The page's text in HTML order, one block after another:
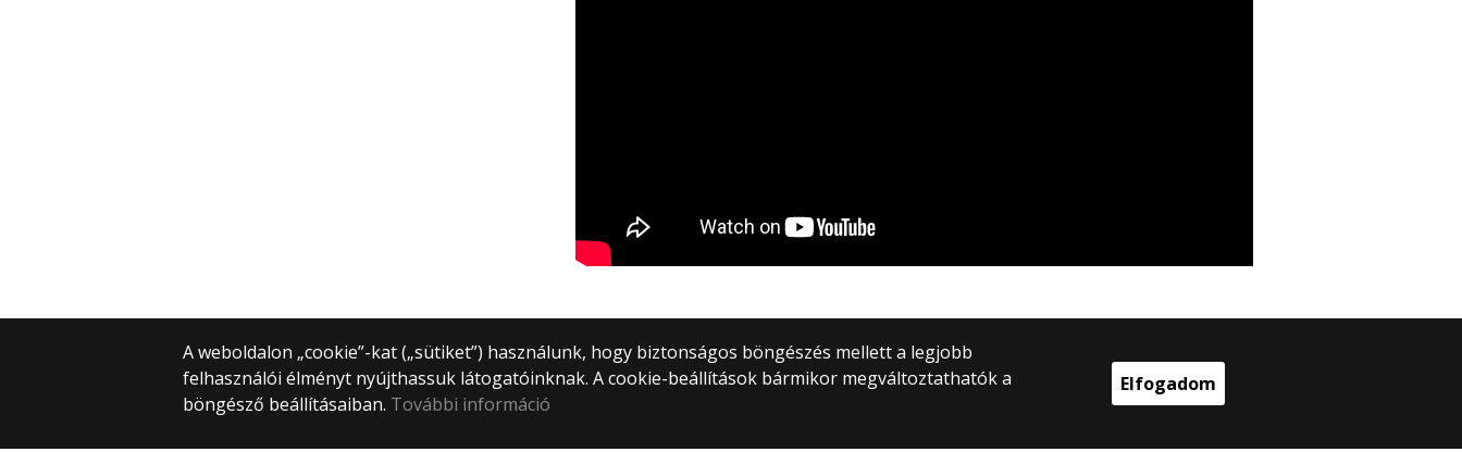
A weboldalon „cookie”-kat („sütiket”) használunk, hogy biztonságos böngészés mellett a legjobb
felhasználói élményt nyújthassuk látogatóinknak. A cookie-beállítások bármikor megváltoztathatók a
böngésző beállításaiban. További információ
Elfogadom
© 2025 Eötvös Loránd Tudományegyetem